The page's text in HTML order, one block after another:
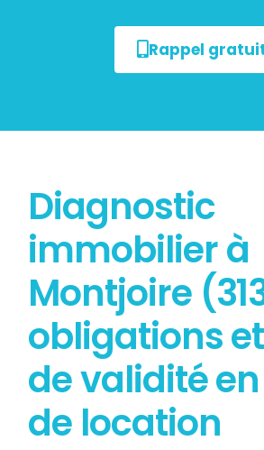
Rappel
Diagnostic
immobilier à
Montjoire
obligations
de validité
de location